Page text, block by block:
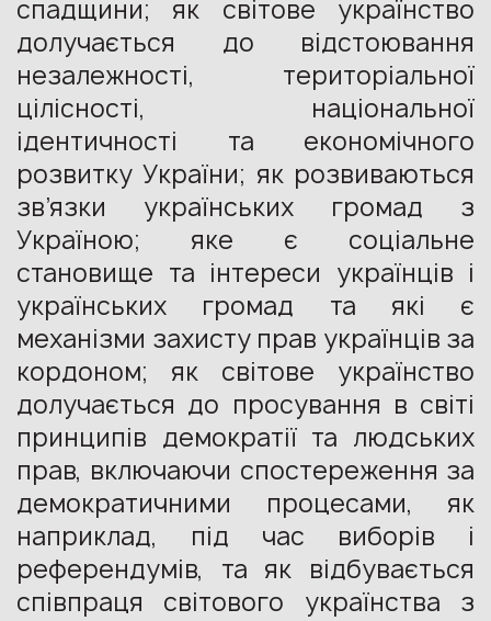
спадщини; як світове українство
долучається до відстоювання
незалежності, територіальної
цілісності, національної
ідентичності та економічного
розвитку України; як розвиваються
зв’язки українських громад з
Україною; яке є соціальне
становище та інтереси українців і
українських громад та які є
механізми захисту прав українців за
кордоном; як світове українство
долучається до просування в світі
принципів демократії та людських
прав, включаючи спостереження за
демократичними процесами, як
наприклад, під час виборів і
референдумів, та як відбувається
співпраця світового українства з